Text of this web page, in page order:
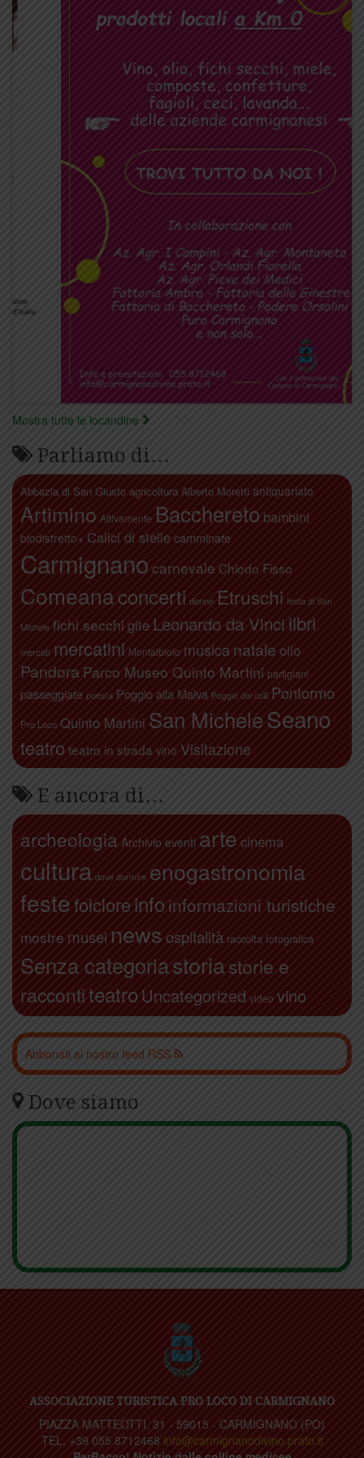
Mostra tutte le locandine
Parliamo di…
Abbazia di San Giusto agricoltura Alberto Moretti antiquariato
Artimino Attivamente Bacchereto bambini
biodistretto+ Calici di stelle camminate
Carmignano carnevale Chiodo Fisso
Comeanaconcerti donne Etruschi festa di San
Michele fichi secchi gite Leonardo da Vinci libri
mercati mercatini Montalbiolo musica natale olio
Pandora Parco Museo Quinto Martini partigiani
passeggiate poesia Poggio alla Malva Poggio dei colli Pontormo
Pro Loco Quinto Martini San MicheleSeano
teatro teatro in strada vino Visitazione
E ancora di…
archeologia Archivio eventi arte cinema
cultura dove dormire enogastronomia
festefolcloreinfo informazioni turistiche
mostre musei news ospitalità raccolta fotografica
Senza categoriastoriastorie e
raccontiteatroUncategorized video vino
Abbonati al nostro feed RSS
Dove siamo
ASSOCIAZIONE TURISTICA PRO LOCO DI CARMIGNANO
PIAZZA MATTEOTTI, 31 - 59015 - CARMIGNANO (PO)
TEL. +39 055 8712468 info@carmignanodivino.prato.it